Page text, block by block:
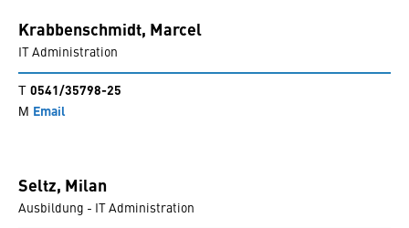
Krabbenschmidt, Marcel
IT Administration
0541/35798-25
Email
Seltz, Milan
Ausbildung - IT Administration